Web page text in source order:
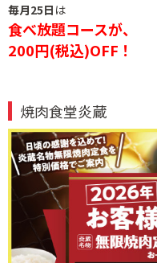
毎月25日 は
食べ放題コースが、
200円(税込)OFF！
焼肉食堂炎蔵